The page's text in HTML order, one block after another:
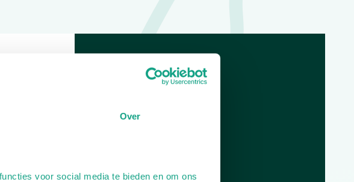
Over
voor social media te bieden en om ons
Openingstijden
Plan je route